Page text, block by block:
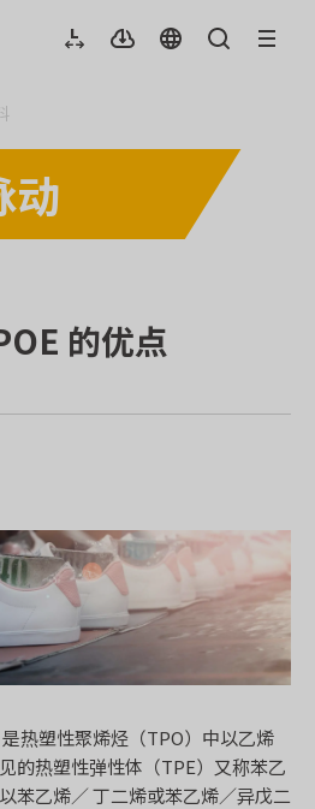
动
的优点
热塑性聚烯烃（TPO）中以乙烯
的热塑性弹性体（TPE）又称苯乙
苯乙烯／ 丁二烯或苯乙烯／异戊二